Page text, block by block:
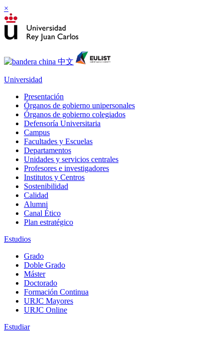
×
Universidad
Presentación
Órganos de gobierno unipersonales
Órganos de gobierno colegiados
Defensoría Universitaria
Campus
Facultades y Escuelas
Departamentos
Unidades y servicios centrales
Profesores e investigadores
Institutos y Centros
Sostenibilidad
Calidad
Alumni
Canal Ético
Plan estratégico
Estudios
Grado
Doble Grado
Máster
Doctorado
Formación Continua
URJC Mayores
URJC Online
Estudiar